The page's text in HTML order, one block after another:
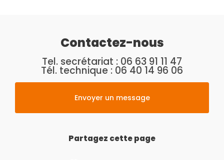
Contactez-nous
Tel. secrétariat : 06 63 91 11 47
Tél. technique : 06 40 14 96 06
Envoyer un message
Partagez cette page